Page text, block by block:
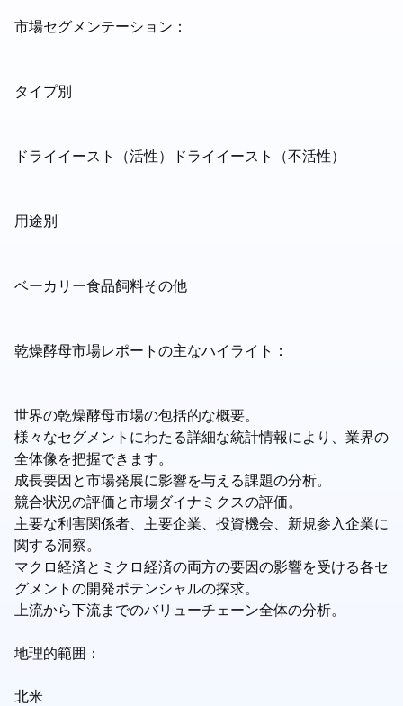
市場セグメンテーション：
タイプ別
ドライイースト（活性）ドライイースト（不活性）
用途別
ベーカリー食品飼料その他
乾燥酵母市場レポートの主なハイライト：
世界の乾燥酵母市場の包括的な概要。
様々なセグメントにわたる詳細な統計情報により、業界の
全体像を把握できます。
成長要因と市場発展に影響を与える課題の分析。
競合状況の評価と市場ダイナミクスの評価。
主要な利害関係者、主要企業、投資機会、新規参入企業に
関する洞察。
マクロ経済とミクロ経済の両方の要因の影響を受ける各セ
グメントの開発ポテンシャルの探求。
上流から下流までのバリューチェーン全体の分析。
地理的範囲：
北米